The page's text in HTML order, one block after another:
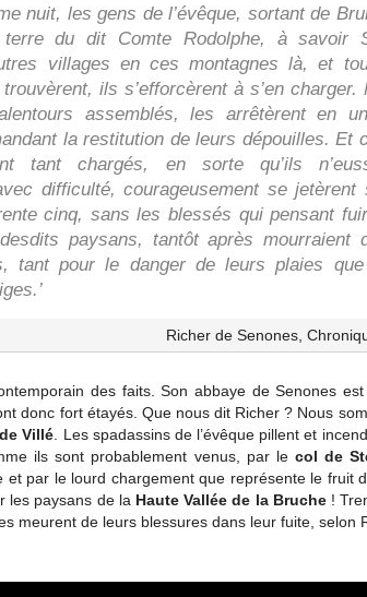
nuit, les gens de l’évêque, sortant de
terre du dit Comte Rodolphe, à savoir
villages en ces montagnes là, et
trouvèrent, ils s’efforcèrent à s’en charger.
assemblés, les arrêtèrent en
la restitution de leurs dépouilles. Et
tant chargés, en sorte qu’ils
difficulté, courageusement se jetèrent
cinq, sans les blessés qui pensant
paysans, tantôt après mourraient
tant pour le danger de leurs plaies
Richer de Senones,
des faits. Son abbaye de Senones
donc fort étayés. Que nous dit Richer ? Nous
Villé . Les spadassins de l’évêque pillent et
ils sont probablement venus, par lecol de
et par le lourd chargement que représente le fruit
les paysans de la Haute Vallée de la Bruche!
meurent de leurs blessures dans leur fuite, selon